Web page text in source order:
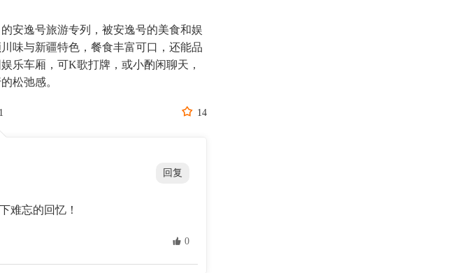
安逸号旅游专列，被安逸号的美食和娱
味与新疆特色，餐食丰富可口，还能品
乐车厢，可K歌打牌，或小酌闲聊天，
松弛感。
1  14
回复
难忘的回忆！
 0